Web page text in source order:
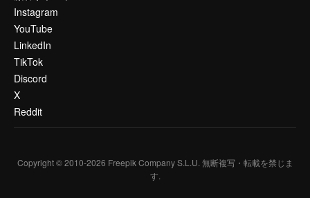
Instagram
YouTube
LinkedIn
TikTok
Discord
X
Reddit
Copyright © 2010-2026 Freepik Company S.L.U. 無断複写・転載を禁じま
す.